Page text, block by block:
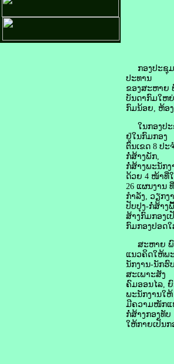
ກອງປະຊຸມສ່
ປະທານ
ຂອງສະຫາຍ
ບັນດາກົມໃຫ
ກົມນ້ອຍ, ຫ້ອ
ໃນກອງປະ
ຢູ່ໃນກົມກອງ
ຕົນເຂດ 8 ປ
ກໍ່ສ້າງພັກ,
ກໍ່ສ້າງພະນັກ
ດ້ວຍ 4 ໜ້າທີ່
26 ແຜນງານ
ກຳລັງ, ວຽກງ
ປັບປຸງ-ກໍ່ສ້າງ
ສ້າງກົມກອງເ
ກົມກອງປອດ
ສະຫາຍ ພົນ
ແນວຄິດໃຫ້ພ
ນັກງານ-ນັກຮົ
ສະເພາະສັງ
ຄົມອອນໄລ,
ພະນັກງານໃຫ້
ມີຄວາມໜັກແ
ກໍ່ສ້າງກອງທັບ
ໃຫ້ກາຍເປັນ